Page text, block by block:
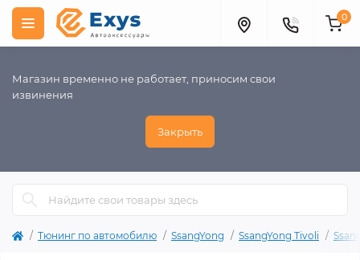
Магазин временно не работает, приносим свои
извинения
Закрыть
0
Тюнинг по автомобилю SsangYong SsangYong Tivoli